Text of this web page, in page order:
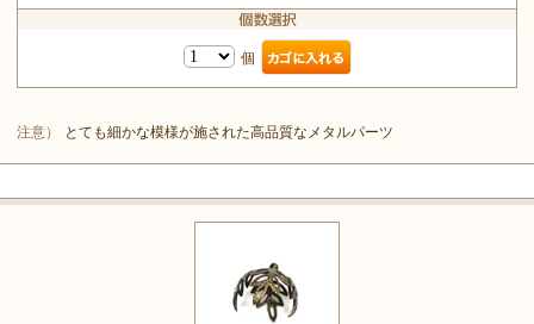
個
注意） とても細かな模様が施された高品質なメタルパーツ